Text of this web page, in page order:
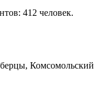
412 человек.